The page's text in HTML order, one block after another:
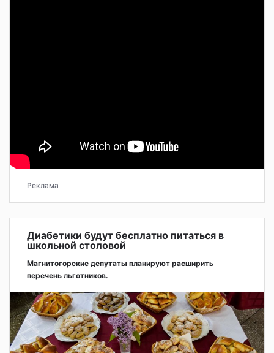
Реклама
Диабетики будут бесплатно питаться в
школьной столовой
Магнитогорские депутаты планируют расширить
перечень льготников.